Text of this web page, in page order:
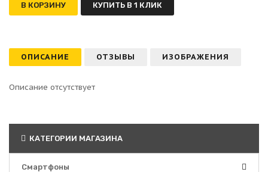
В КОРЗИНУ КУПИТЬ В 1 КЛИК
ОПИСАНИЕ ОТЗЫВЫ ИЗОБРАЖЕНИЯ
Описание отсутствует
КАТЕГОРИИ МАГАЗИНА
Смартфоны